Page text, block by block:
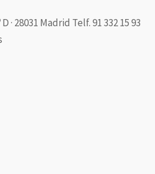
· 28031 Madrid Telf. 91 332 15 93